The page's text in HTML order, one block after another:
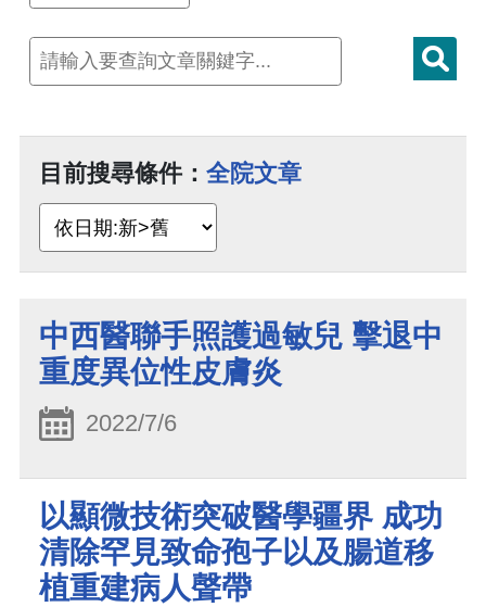
目前搜尋條件： 全院文章
中西醫聯手照護過敏兒 擊退中
重度異位性皮膚炎
2022/7/6
以顯微技術突破醫學疆界 成功
清除罕見致命孢子以及腸道移
植重建病人聲帶